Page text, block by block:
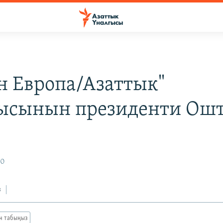
Европа/Азаттык"
президенти
табыңыз